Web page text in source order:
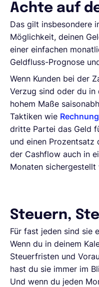
Achte auf
Das gilt insbesondere
Möglichkeit, deinen
einer einfachen
Geldfluss-Prognose
Wenn Kunden bei der
Verzug sind oder du in
hohem Maße
Taktiken wie
dritte Partei das Geld
und einen Prozentsatz
der Cashflow auch in
Monaten sichergestellt
Steuern,
Für fast jeden sind sie
Wenn du in deinem
Steuerfristen und
hast du sie immer im
Und wenn du jeden